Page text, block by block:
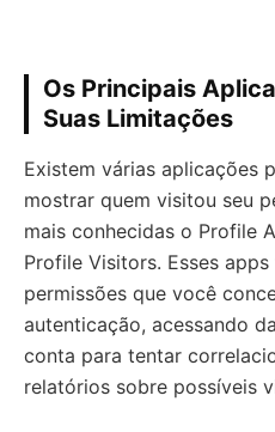
Os Principais
Suas Limitações
Existem várias aplicações
mostrar quem visitou seu
mais conhecidas o Profile
Profile Visitors. Esses
permissões que você
autenticação, acessando
conta para tentar
relatórios sobre possíveis